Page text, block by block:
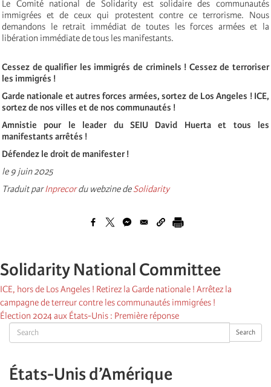
Search Search
États-Unis d’Amérique
Le Comité national de Solidarity est solidaire des communautés
immigrées et de ceux qui protestent contre ce terrorisme. Nous
demandons le retrait immédiat de toutes les forces armées et la
libération immédiate de tous les manifestants.
Cessez de qualifier les immigrés de criminels ! Cessez de terroriser
les immigrés !
Garde nationale et autres forces armées, sortez de Los Angeles ! ICE,
sortez de nos villes et de nos communautés !
Amnistie pour le leader du SEIU David Huerta et tous les
manifestants arrêtés !
Défendez le droit de manifester !
le 9 juin 2025
Traduit parInprecordu webzine deSolidarity
Solidarity National Committee
ICE, hors de Los Angeles ! Retirez la Garde nationale ! Arrêtez la
campagne de terreur contre les communautés immigrées !
Élection 2024 aux États-Unis : Première réponse